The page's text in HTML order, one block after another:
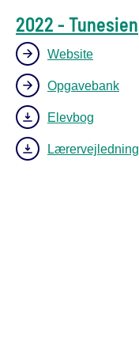
2022 - Tunesien
Website
Opgavebank
Elevbog
Lærervejledning